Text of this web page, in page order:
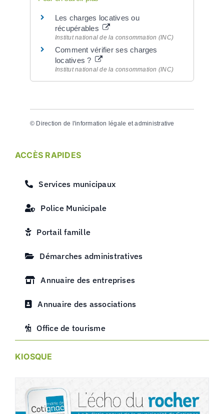
Les charges locatives ou
récupérables
Institut national de la consommation (INC)
Comment vérifier ses charges
locatives ?
Institut national de la consommation (INC)
© Direction de l'information légale et administrative
ACCÈS RAPIDES
Services municipaux
Police Municipale
Portail famille
Démarches administratives
Annuaire des entreprises
Annuaire des associations
Office de tourisme
KIOSQUE